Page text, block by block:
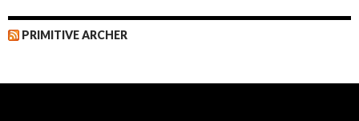
PRIMITIVE ARCHER